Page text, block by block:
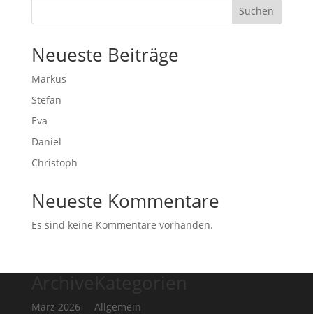
Suchen
Neueste Beiträge
Markus
Stefan
Eva
Daniel
Christoph
Neueste Kommentare
Es sind keine Kommentare vorhanden.
März 2026 Allgemein